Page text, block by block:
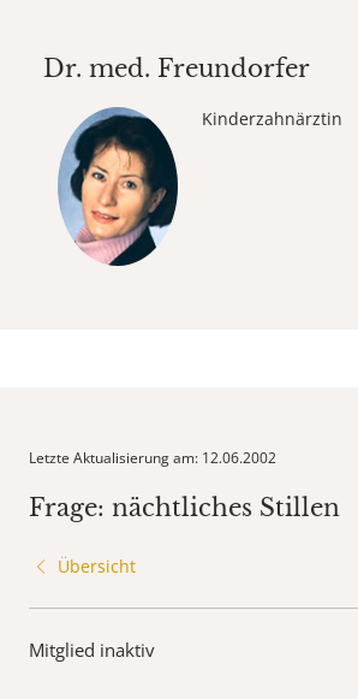
Dr. med. Freundorfer
Kinderzahnärztin
Letzte Aktualisierung am: 12.06.2002
Frage: nächtliches Stillen
Übersicht
Mitglied inaktiv